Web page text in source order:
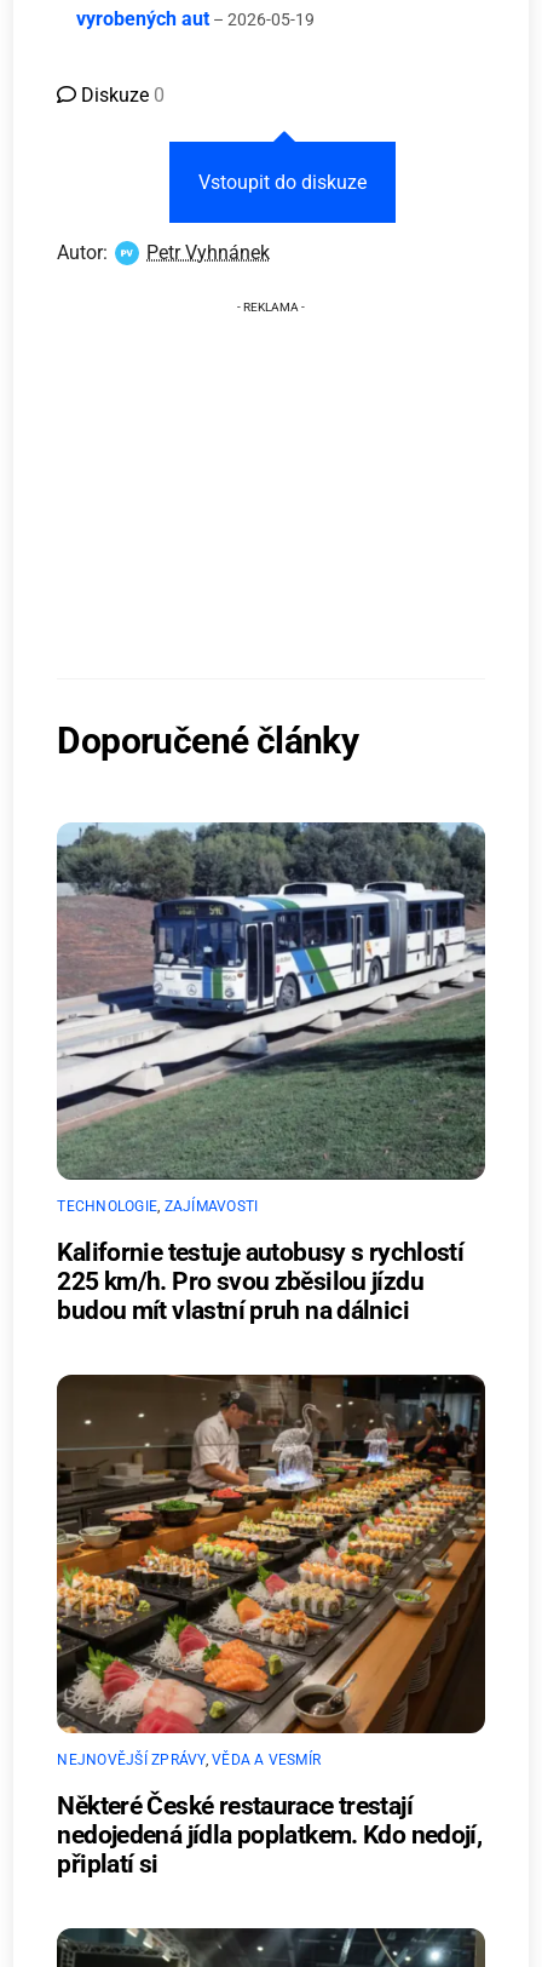
vyrobených aut – 2026-05-19
Diskuze 0
Vstoupit do diskuze
Autor: Petr Vyhnánek
Doporučené články
TECHNOLOGIE, ZAJÍMAVOSTI
Kalifornie testuje autobusy s rychlostí
225 km/h. Pro svou zběsilou jízdu
budou mít vlastní pruh na dálnici
NEJNOVĚJŠÍ ZPRÁVY,VĚDA A VESMÍR
Některé České restaurace trestají
nedojedená jídla poplatkem. Kdo nedojí,
připlatí si